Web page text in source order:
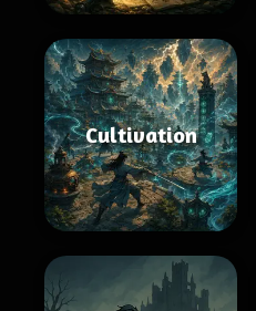
Cultivation